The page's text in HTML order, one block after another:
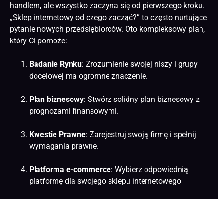
handlem, ale wszystko zaczyna się od pierwszego kroku.
„Sklep internetowy od czego zacząć?” to często nurtujące
pytanie nowych przedsiębiorców. Oto kompleksowy plan,
który Ci pomoże:
Badanie Rynku: Zrozumienie swojej niszy i grupy
docelowej ma ogromne znaczenie.
Plan biznesowy: Stwórz solidny plan biznesowy z
prognozami finansowymi.
Kwestie Prawne: Zarejestruj swoją firmę i spełnij
wymagania prawne.
Platforma e-commerce: Wybierz odpowiednią
platformę dla swojego sklepu internetowego.